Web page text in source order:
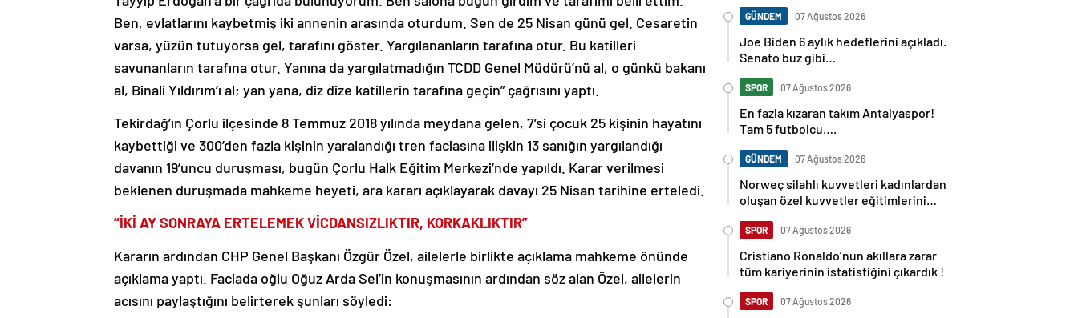
Ben, evlatlarını kaybetmiş iki annenin arasında oturdum. Sen de 25 Nisan günü gel. Cesaretin
varsa, yüzün tutuyorsa gel, tarafını göster. Yargılananların tarafına otur. Bu katilleri
savunanların tarafına otur. Yanına da yargılatmadığın TCDD Genel Müdürü’nü al, o günkü bakanı
al, Binali Yıldırım’ı al; yan yana, diz dize katillerin tarafına geçin” çağrısını yaptı.
Tekirdağ’ın Çorlu ilçesinde 8 Temmuz 2018 yılında meydana gelen, 7’si çocuk 25 kişinin hayatını
kaybettiği ve 300’den fazla kişinin yaralandığı tren faciasına ilişkin 13 sanığın yargılandığı
davanın 19’uncu duruşması, bugün Çorlu Halk Eğitim Merkezi’nde yapıldı. Karar verilmesi
beklenen duruşmada mahkeme heyeti, ara kararı açıklayarak davayı 25 Nisan tarihine erteledi.
“İKİ AY SONRAYA ERTELEMEK VİCDANSIZLIKTIR, KORKAKLIKTIR”
Kararın ardından CHP Genel Başkanı Özgür Özel, ailelerle birlikte açıklama mahkeme önünde
açıklama yaptı. Faciada oğlu Oğuz Arda Sel’in konuşmasının ardından söz alan Özel, ailelerin
acısını paylaştığını belirterek şunları söyledi:
GÜNDEM 07 Ağustos 2026
Joe Biden 6 aylık hedeflerini açıkladı.
Senato buz gibi…
SPOR 07 Ağustos 2026
En fazla kızaran takım Antalyaspor!
Tam 5 futbolcu….
GÜNDEM 07 Ağustos 2026
Norweç silahlı kuvvetleri kadınlardan
oluşan özel kuvvetler eğitimlerini
SPOR 07 Ağustos 2026
Cristiano Ronaldo’nun akıllara zarar
tüm kariyerinin istatistiğini çıkardık !
SPOR 07 Ağustos 2026